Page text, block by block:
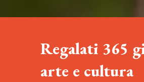
Regalati 365
arte e cultura